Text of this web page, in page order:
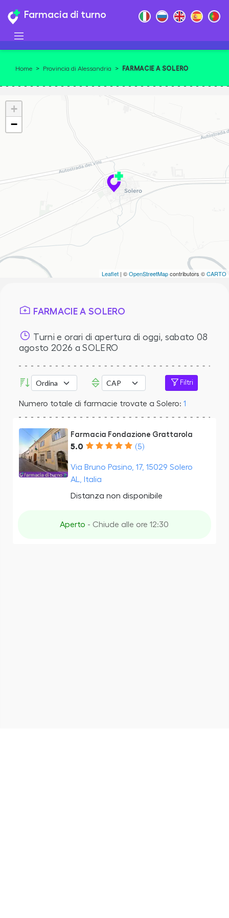
Farmacia di turno
Home > Provincia di Alessandria > FARMACIE A SOLERO
+
−
Leaflet | ©OpenStreetMapcontributors ©CARTO
FARMACIE A SOLERO
Turni e orari di apertura di oggi, sabato 08
agosto 2026 a SOLERO
Filtri
Numero totale di farmacie trovate a Solero: 1
Farmacia Fondazione Grattarola
5.0 (5)
Via Bruno Pasino, 17, 15029 Solero
AL, Italia
Distanza non disponibile
Aperto - Chiude alle ore 12:30